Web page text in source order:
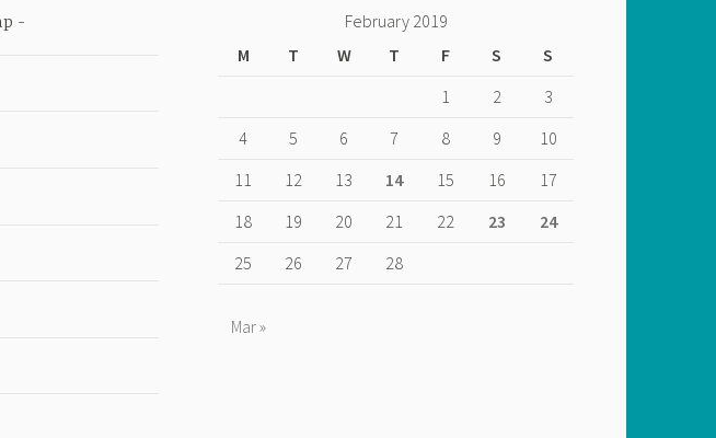
February 2019
M
T W T F S
S
1
2
3
4
5 6 7 8 9
10
11
12 13 14 15 16
17
18
19 20 21 22 23
24
25
26 27 28
Mar »